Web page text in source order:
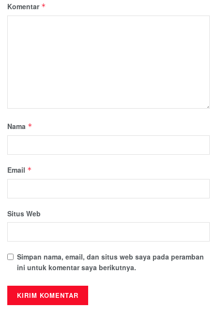
Komentar *
Nama *
Email *
Situs Web
Simpan nama, email, dan situs web saya pada peramban
ini untuk komentar saya berikutnya.